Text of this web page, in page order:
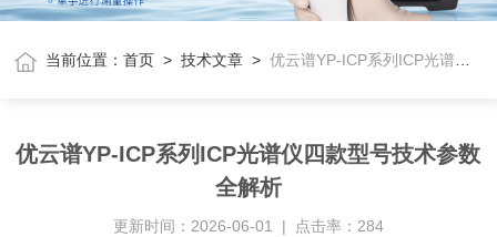
当前位置：首页 >技术文章 >优云谱YP-ICP系列ICP光谱仪四款型号技术参数全解析
优云谱YP-ICP系列ICP光谱仪四款型号技术参数
全解析
更新时间：2026-06-01 | 点击率：284